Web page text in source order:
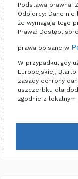
Podstawa prawna:
Odbiorcy: Dane
że wymagają tego
Prawa: Dostęp,
prawa opisane w
W przypadku, gdy
Europejskiej,
zasady ochrony
uszczerbku dla
zgodnie z lokalnym